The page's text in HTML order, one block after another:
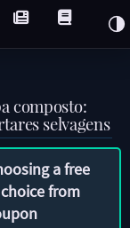
composto:
selvagens
a free
from